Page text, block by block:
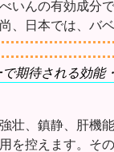
いんの有効成分
、日本では、バ
期待される効能
壮、鎮静、肝機
を控えます。そ